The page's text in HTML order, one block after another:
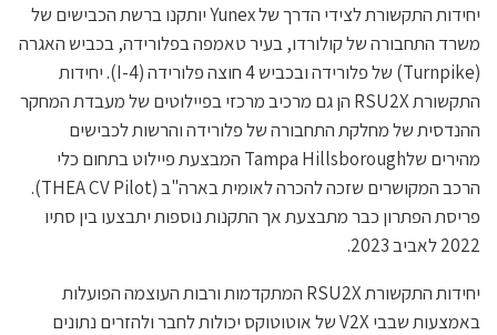
יחידות התקשורת לצידי הדרך של Yunex יותקנו ברשת הכבישים של
משרד התחבורה של קולורדו, בעיר טאמפה בפלורידה, בכביש האגרה
(Turnpike) של פלורידה ובכביש 4 חוצה פלורידה (I-4). יחידות
התקשורת RSU2X הן גם מרכיב מרכזי בפיילוטים של מעבדת המחקר
ההנדסית של מחלקת התחבורה של פלורידה והרשות לכבישים
מהירים שלTampa Hillsborough המבצעת פיילוט בתחום כלי
הרכב המקושרים שזכה להכרה לאומית בארה"ב (THEA CV Pilot).
פריסת הפתרון כבר מתבצעת אך התקנות נוספות יתבצעו בין סתיו
2022 לאביב 2023.
יחידות התקשורת RSU2X המתקדמות ורבות העוצמה הפועלות
באמצעות שבבי V2X של אוטוטוקס יכולות לחבר ולהזרים נתונים